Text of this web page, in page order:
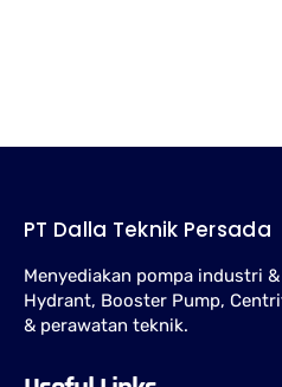
PT Dalla Teknik Persada
Menyediakan pompa industri
Hydrant, Booster Pump,
& perawatan teknik.